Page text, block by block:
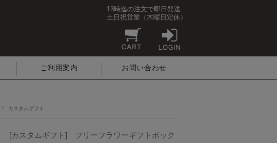
13時迄の注文で即日発送
土日祝営業（木曜日定休）
ご利用案内 お問い合わせ
カスタムギフト
[カスタムギフト] フリーフラワーギフトボック